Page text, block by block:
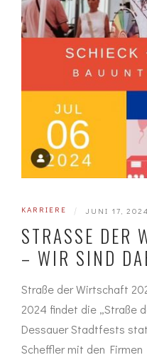
KARRIERE | JUNI 17, 2024
STRASSE DER
WIR SIND
Straße der Wirtschaft
2024 findet die „Straße
Dessauer Stadtfests
Scheffler mit den